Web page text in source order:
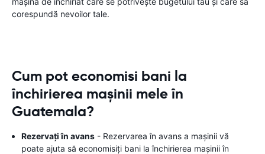
corespundă nevoilor tale.
Cum pot economisi bani la
închirierea mașinii mele în
Guatemala?
Rezervați în avans - Rezervarea în avans a mașinii vă
poate ajuta să economisiți bani la închirierea mașinii în